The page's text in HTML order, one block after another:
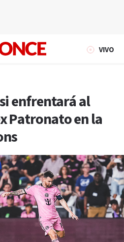
VIVO
enfrentará al
Patronato en la